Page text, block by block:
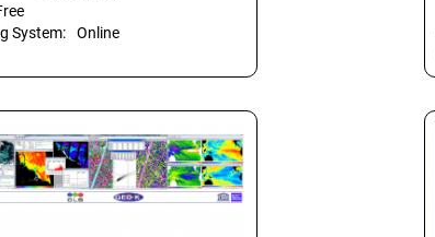
System:
Online